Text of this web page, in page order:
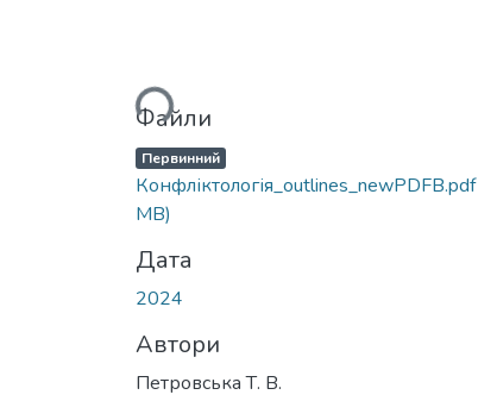
Вантажиться...
Файли
Первинний
Конфліктологія_outlines_newPDFB.pdf
MB)
Дата
2024
Автори
Петровська Т. В.